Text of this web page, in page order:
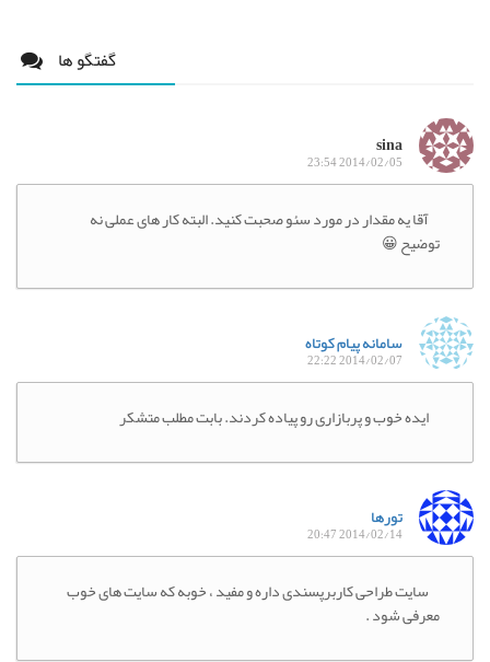
گفتگو ها
sina
2014/02/05 23:54
آقا یه مقدار در مورد سئو صحبت کنید. البته کار های عملی نه
توضیح 😀
سامانه پیام کوتاه
2014/02/07 22:22
ایده خوب و پربازاری رو پیاده کردند. بابت مطلب متشکر
تورها
2014/02/14 20:47
سایت طراحی کاربرپسندی داره و مفید ، خوبه که سایت های خوب
معرفی شود .